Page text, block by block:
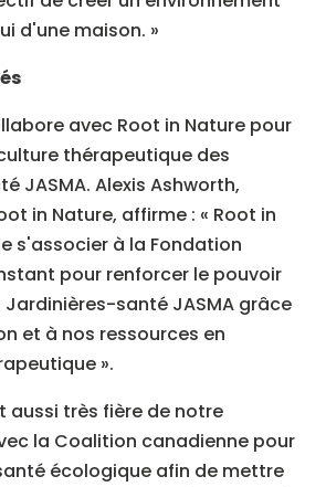
d'une maison. »
avec Root in Nature pour
thérapeutique des
JASMA. Alexis Ashworth,
in Nature, affirme : « Root in
s'associer à la Fondation
pour renforcer le pouvoir
Jardinières-santé JASMA grâce
et à nos ressources en
».
aussi très fière de notre
la Coalition canadienne pour
écologique afin de mettre